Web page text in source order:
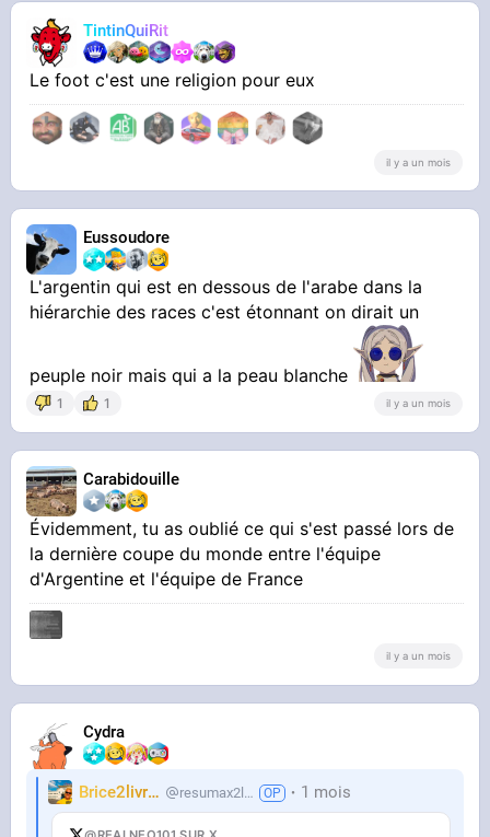
TintinQuiRit
Le foot c'est une religion pour eux
il y a un mois
Eussoudore
L'argentin qui est en dessous de l'arabe dans la
hiérarchie des races c'est étonnant on dirait un
peuple noir mais qui a la peau blanche
1 1 il y a un mois
Carabidouille
Évidemment, tu as oublié ce qui s'est passé lors de
la dernière coupe du monde entre l'équipe
d'Argentine et l'équipe de France
il y a un mois
Cydra
Brice2livres resumax2livres 1 mois